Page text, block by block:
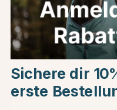
Andere Produkte,
Choose country
EU
Sichere dir
erste